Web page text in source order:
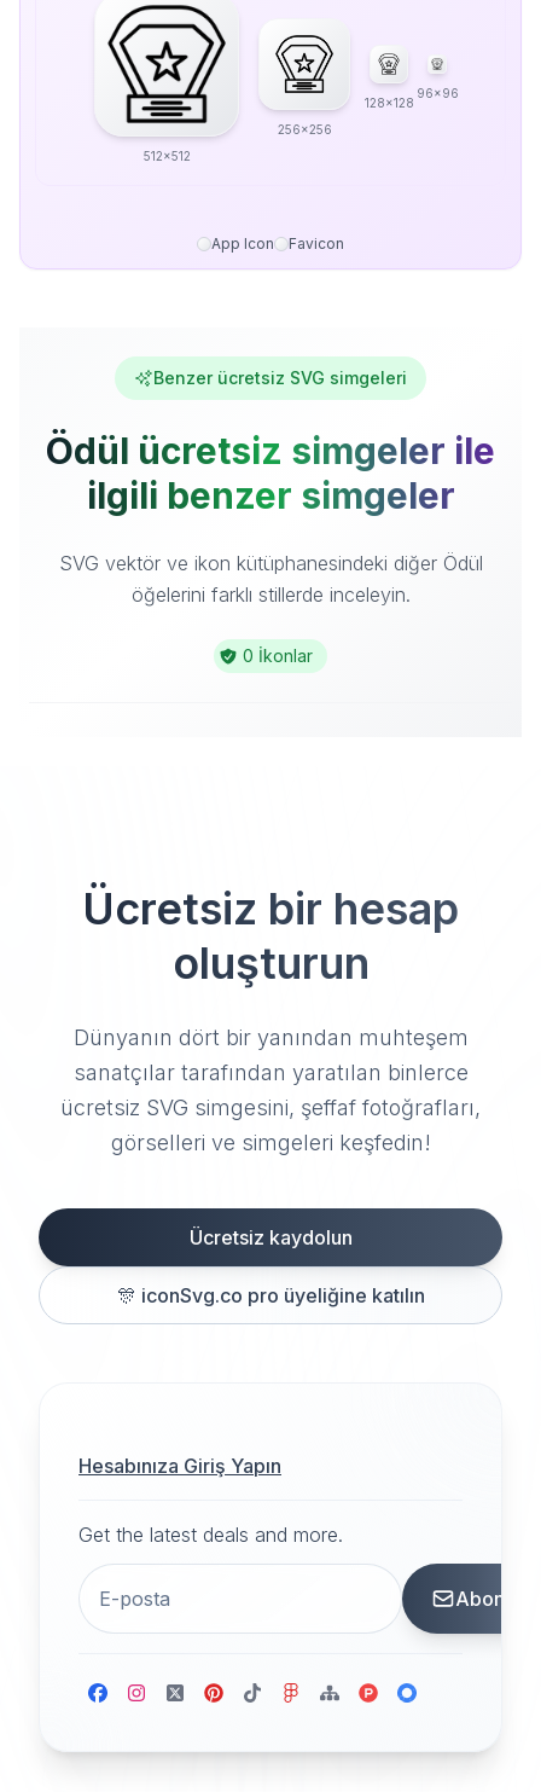
512x512
256x256
128x128
96x96
App Icon Favicon
Benzer ücretsiz SVG simgeleri
Ödül ücretsiz simgeler ile
ilgili benzer simgeler
SVG vektör ve ikon kütüphanesindeki diğer Ödül
öğelerini farklı stillerde inceleyin.
0 İkonlar
Ücretsiz bir hesap
oluşturun
Dünyanın dört bir yanından muhteşem
sanatçılar tarafından yaratılan binlerce
ücretsiz SVG simgesini, şeffaf fotoğrafları,
görselleri ve simgeleri keşfedin!
Ücretsiz kaydolun
🎊 iconSvg.co pro üyeliğine katılın
Hesabınıza Giriş Yapın
Get the latest deals and more.
Abone